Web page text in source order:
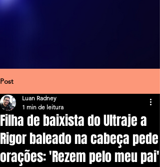
Post
Filha de baixista do Ultraje a
Rigor baleado na cabeça pede
orações: 'Rezem pelo meu pai'
Luan Radney
1 min de leitura